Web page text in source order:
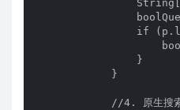
if
                }
            }
//4. 原生搜